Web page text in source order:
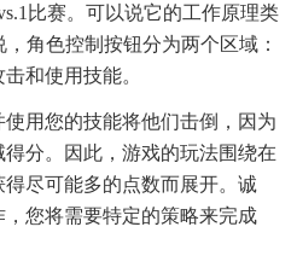
比赛。可以说它的工作原理类
角色控制按钮分为两个区域：
和使用技能。
用您的技能将他们击倒，因为
分。因此，游戏的玩法围绕在
尽可能多的点数而展开。诚
您将需要特定的策略来完成